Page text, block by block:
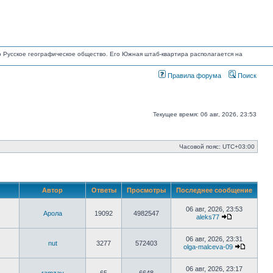
географическое общество. Его Южная штаб-квартира располагается на
Правила форума Поиск
Текущее время: 06 авг, 2026, 23:53
Часовой пояс: UTC+03:00
Автор Ответы Просмотры Последнее сообщение
Арола 19092 4982547
06 авг, 2026, 23:53
aleks77
к
последнему
сообщению
nut 3277 572403
06 авг, 2026, 23:31
olga-malceva-09
к
06 авг, 2026, 23:17